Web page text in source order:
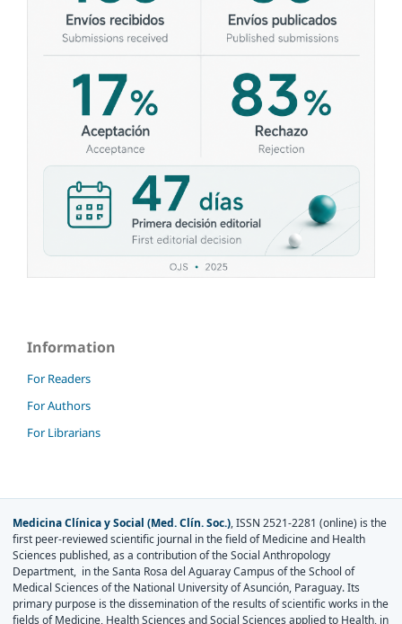
Information
For Readers
For Authors
For Librarians
Medicina Clínica y Social (Med. Clín. Soc.), ISSN 2521-2281 (online) is the
first peer-reviewed scientific journal in the field of Medicine and Health
Sciences published, as a contribution of the Social Anthropology
Department, in the Santa Rosa del Aguaray Campus of the School of
Medical Sciences of the National University of Asunción, Paraguay. Its
primary purpose is the dissemination of the results of scientific works in the
fields of Medicine, Health Sciences and Social Sciences applied to Health, in